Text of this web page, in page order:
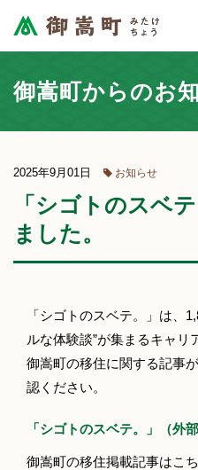
御嵩町からのお
2025年9月01日 お知らせ
「シゴトのスベ
ました。
「シゴトのスベテ。」は、
ルな体験談”が集まるキャリ
御嵩町の移住に関する記事
認ください。
「シゴトのスベテ。」（外
御嵩町の移住掲載記事はこ